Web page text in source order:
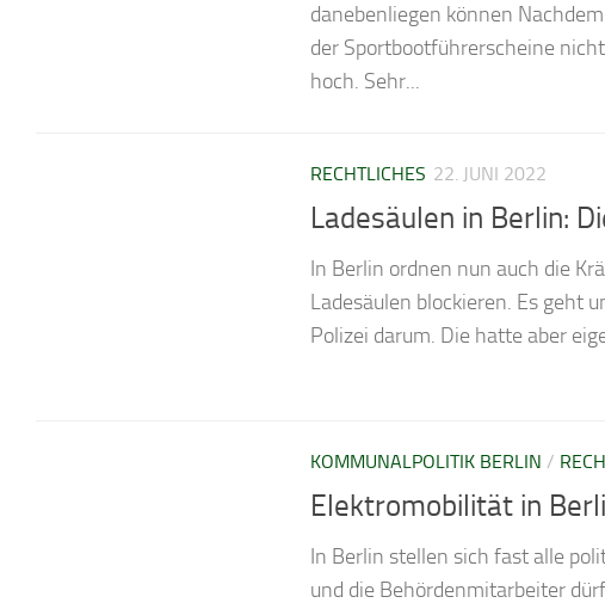
danebenliegen können
der Sportbootführerscheine
hoch. Sehr...
RECHTLICHES 22. JUNI 2022
Ladesäulen in Berlin:
In Berlin ordnen nun auch die
Ladesäulen blockieren. Es geht
Polizei darum. Die hatte aber
KOMMUNALPOLITIK BERLIN /
Elektromobilität in
In Berlin stellen sich fast alle
und die Behördenmitarbeiter